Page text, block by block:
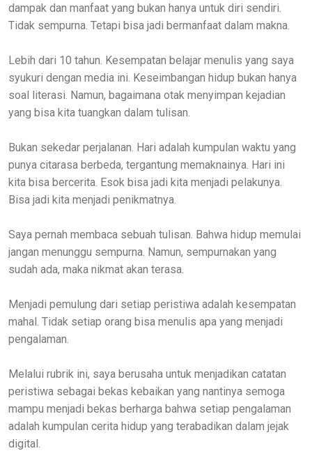
dampak dan manfaat yang bukan hanya untuk diri sendiri.
Tidak sempurna. Tetapi bisa jadi bermanfaat dalam makna.
Lebih dari 10 tahun. Kesempatan belajar menulis yang saya
syukuri dengan media ini. Keseimbangan hidup bukan hanya
soal literasi. Namun, bagaimana otak menyimpan kejadian
yang bisa kita tuangkan dalam tulisan.
Bukan sekedar perjalanan. Hari adalah kumpulan waktu yang
punya citarasa berbeda, tergantung memaknainya. Hari ini
kita bisa bercerita. Esok bisa jadi kita menjadi pelakunya.
Bisa jadi kita menjadi penikmatnya.
Saya pernah membaca sebuah tulisan. Bahwa hidup memulai
jangan menunggu sempurna. Namun, sempurnakan yang
sudah ada, maka nikmat akan terasa.
Menjadi pemulung dari setiap peristiwa adalah kesempatan
mahal. Tidak setiap orang bisa menulis apa yang menjadi
pengalaman.
Melalui rubrik ini, saya berusaha untuk menjadikan catatan
peristiwa sebagai bekas kebaikan yang nantinya semoga
mampu menjadi bekas berharga bahwa setiap pengalaman
adalah kumpulan cerita hidup yang terabadikan dalam jejak
digital.